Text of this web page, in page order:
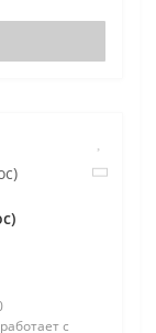
с